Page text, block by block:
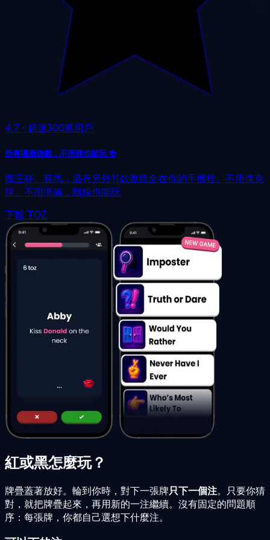
4.7 · 超過300萬用戶
所有喝酒遊戲，不用牌也能玩 🍻
國王杯、賽馬，還有另外11款遊戲全在你的手機裡。不用撲克
牌、不用準備，離線也能玩
下載 TOZ
紅或黑怎麼玩？
牌疊蓋著放好。輪到你時，對下一張牌只下一個注。只要你猜
對，就把牌疊起來，再用新的一注繼續。沒有固定的問題順
序：每張牌，你都自己選想下什麼注。